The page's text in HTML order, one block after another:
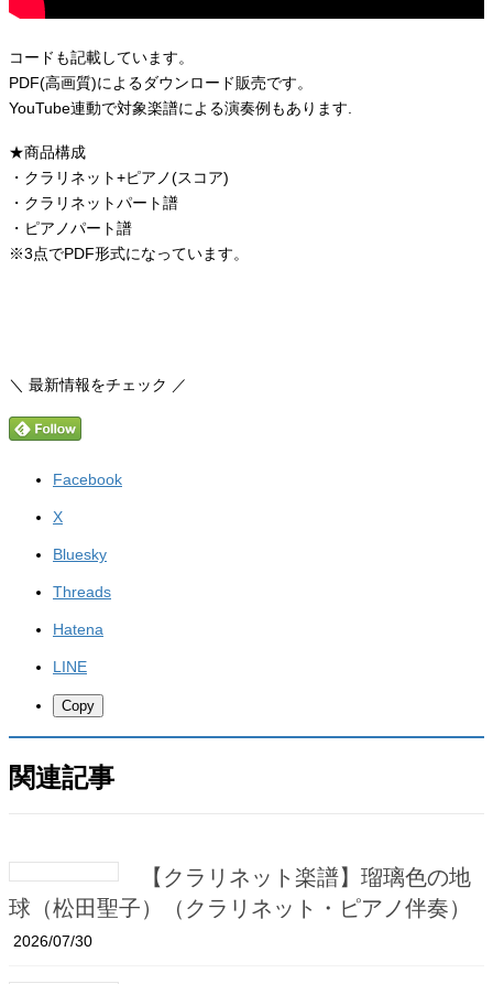
コードも記載しています。
PDF(高画質)によるダウンロード販売です。
YouTube連動で対象楽譜による演奏例もあります.
★商品構成
・クラリネット+ピアノ(スコア)
・クラリネットパート譜
・ピアノパート譜
※3点でPDF形式になっています。
＼ 最新情報をチェック ／
Facebook
X
Bluesky
Threads
Hatena
LINE
Copy
関連記事
【クラリネット楽譜】瑠璃色の地
球（松田聖子）（クラリネット・ピアノ伴奏）
2026/07/30